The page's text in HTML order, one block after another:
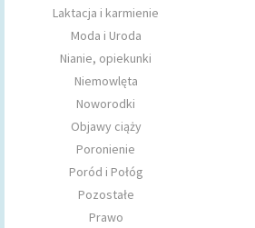
Laktacja i karmienie
Moda i Uroda
Nianie, opiekunki
Niemowlęta
Noworodki
Objawy ciąży
Poronienie
Poród i Połóg
Pozostałe
Prawo